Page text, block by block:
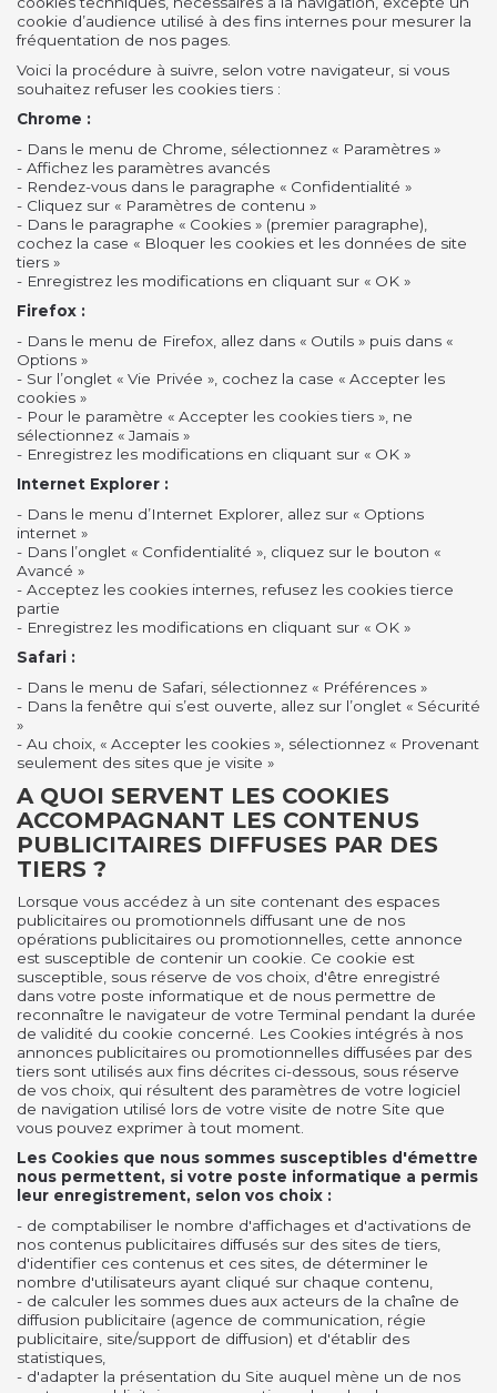
cookie d’audience utilisé à des fins internes pour mesurer la
fréquentation de nos pages.
Voici la procédure à suivre, selon votre navigateur, si vous
souhaitez refuser les cookies tiers :
Chrome :
- Dans le menu de Chrome, sélectionnez « Paramètres »
- Affichez les paramètres avancés
- Rendez-vous dans le paragraphe « Confidentialité »
- Cliquez sur « Paramètres de contenu »
- Dans le paragraphe « Cookies » (premier paragraphe),
cochez la case « Bloquer les cookies et les données de site
tiers »
- Enregistrez les modifications en cliquant sur « OK »
Firefox :
- Dans le menu de Firefox, allez dans « Outils » puis dans «
Options »
- Sur l’onglet « Vie Privée », cochez la case « Accepter les
cookies »
- Pour le paramètre « Accepter les cookies tiers », ne
sélectionnez « Jamais »
- Enregistrez les modifications en cliquant sur « OK »
Internet Explorer :
- Dans le menu d’Internet Explorer, allez sur « Options
internet »
- Dans l’onglet « Confidentialité », cliquez sur le bouton «
Avancé »
- Acceptez les cookies internes, refusez les cookies tierce
partie
- Enregistrez les modifications en cliquant sur « OK »
Safari :
- Dans le menu de Safari, sélectionnez « Préférences »
- Dans la fenêtre qui s’est ouverte, allez sur l’onglet « Sécurité
»
- Au choix, « Accepter les cookies », sélectionnez « Provenant
seulement des sites que je visite »
A QUOI SERVENT LES COOKIES
ACCOMPAGNANT LES CONTENUS
PUBLICITAIRES DIFFUSES PAR DES
TIERS ?
Lorsque vous accédez à un site contenant des espaces
publicitaires ou promotionnels diffusant une de nos
opérations publicitaires ou promotionnelles, cette annonce
est susceptible de contenir un cookie. Ce cookie est
susceptible, sous réserve de vos choix, d'être enregistré
dans votre poste informatique et de nous permettre de
reconnaître le navigateur de votre Terminal pendant la durée
de validité du cookie concerné. Les Cookies intégrés à nos
annonces publicitaires ou promotionnelles diffusées par des
tiers sont utilisés aux fins décrites ci-dessous, sous réserve
de vos choix, qui résultent des paramètres de votre logiciel
de navigation utilisé lors de votre visite de notre Site que
vous pouvez exprimer à tout moment.
Les Cookies que nous sommes susceptibles d'émettre
nous permettent, si votre poste informatique a permis
leur enregistrement, selon vos choix :
- de comptabiliser le nombre d'affichages et d'activations de
nos contenus publicitaires diffusés sur des sites de tiers,
d'identifier ces contenus et ces sites, de déterminer le
nombre d'utilisateurs ayant cliqué sur chaque contenu,
- de calculer les sommes dues aux acteurs de la chaîne de
diffusion publicitaire (agence de communication, régie
publicitaire, site/support de diffusion) et d'établir des
statistiques,
- d'adapter la présentation du Site auquel mène un de nos